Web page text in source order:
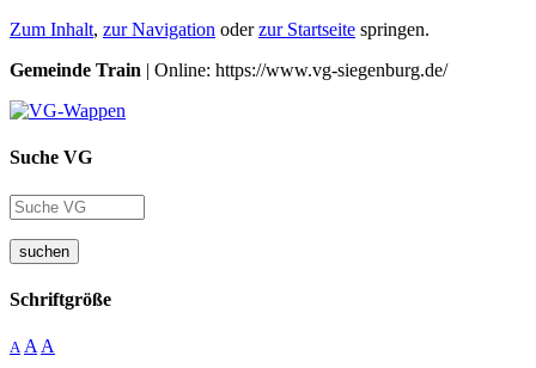
Zum Inhalt, zur Navigation oderzur Startseite springen.
Gemeinde Train | Online: https://www.vg-siegenburg.de/
Suche VG
suchen
Schriftgröße
A A A